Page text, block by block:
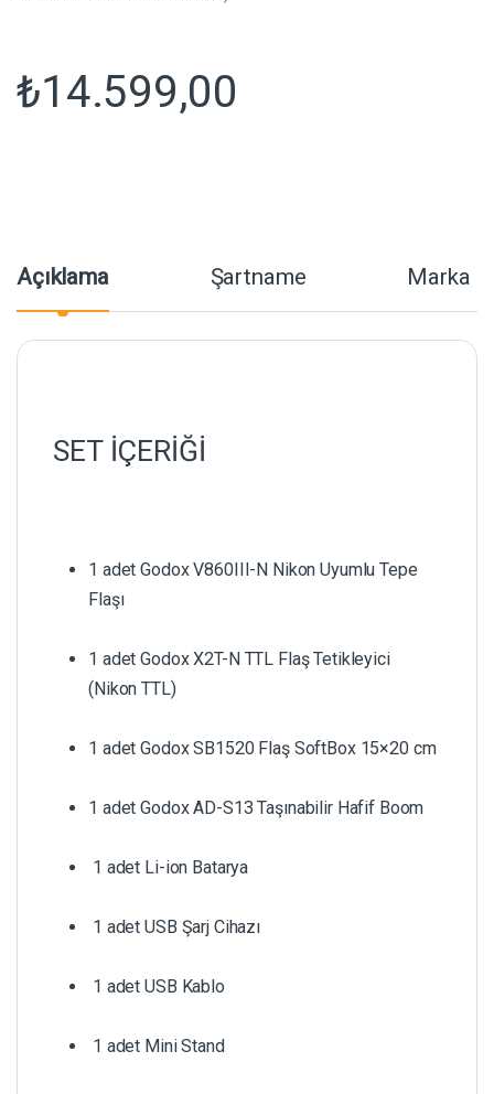
₺14.599,00
Açıklama Şartname Marka
SET İÇERİĞİ
1 adet Godox V860III-N Nikon Uyumlu Tepe
Flaşı
1 adet Godox X2T-N TTL Flaş Tetikleyici
(Nikon TTL)
1 adet Godox SB1520 Flaş SoftBox 15×20 cm
1 adet Godox AD-S13 Taşınabilir Hafif Boom
1 adet Li-ion Batarya
1 adet USB Şarj Cihazı
1 adet USB Kablo
1 adet Mini Stand